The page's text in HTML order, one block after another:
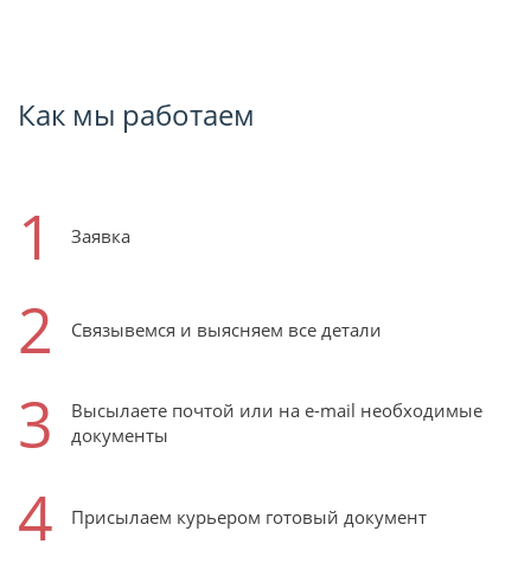
Как мы работаем
1 Заявка
2 Связывемся и выясняем все детали
3
Высылаете почтой или на e-mail необходимые
документы
4 Присылаем курьером готовый документ